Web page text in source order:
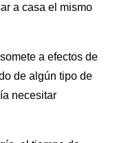
a casa el mismo
a efectos de
de algún tipo de
necesitar